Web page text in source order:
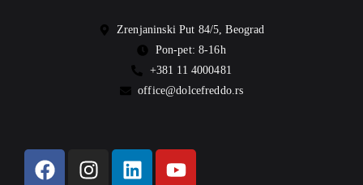
Zrenjaninski Put 84/5, Beograd
Pon-pet: 8-16h
+381 11 4000481
office@dolcefreddo.rs